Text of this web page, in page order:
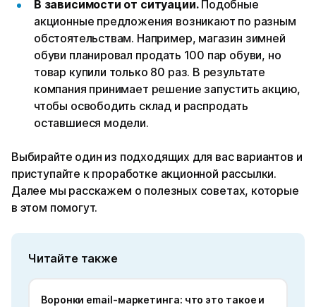
В зависимости от ситуации.Подобные
акционные предложения возникают по разным
обстоятельствам. Например, магазин зимней
обуви планировал продать 100 пар обуви, но
товар купили только 80 раз. В результате
компания принимает решение запустить акцию,
чтобы освободить склад и распродать
оставшиеся модели.
Выбирайте один из подходящих для вас вариантов и
приступайте к проработке акционной рассылки.
Далее мы расскажем о полезных советах, которые
в этом помогут.
Читайте также
Воронки email-маркетинга: что это такое и